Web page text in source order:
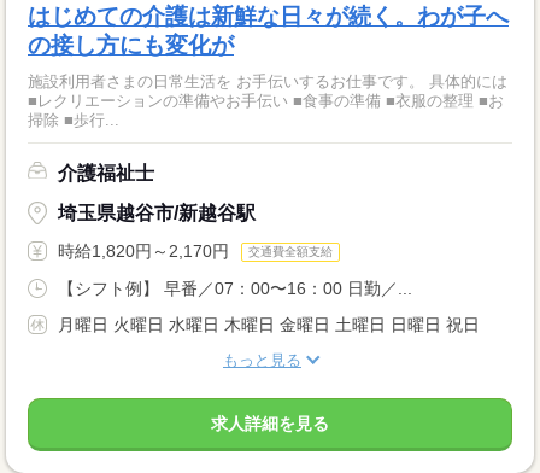
はじめての介護は新鮮な日々が続く。わが子へ
の接し方にも変化が
施設利用者さまの日常生活を お手伝いするお仕事です。 具体的には
■レクリエーションの準備やお手伝い ■食事の準備 ■衣服の整理 ■お
掃除 ■歩行...
介護福祉士
埼玉県越谷市/新越谷駅
時給1,820円～2,170円 交通費全額支給
【シフト例】 早番／07：00〜16：00 日勤／...
月曜日 火曜日 水曜日 木曜日 金曜日 土曜日 日曜日 祝日
もっと見る
求人詳細を見る